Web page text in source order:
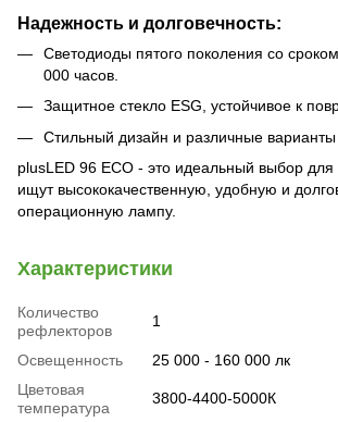
Надежность и долговечность:
Светодиоды пятого поколения со
000 часов.
Защитное стекло ESG, устойчивое к
Стильный дизайн и различные варианты
plusLED 96 ECO - это идеальный выбор для
ищут высококачественную, удобную и
операционную лампу.
Характеристики
Количество
рефлекторов
1
Освещенность
25 000 - 160 000 лк
Цветовая
температура
3800-4400-5000К